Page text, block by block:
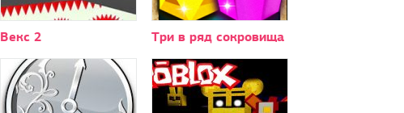
Векс 2 Три в ряд сокровища